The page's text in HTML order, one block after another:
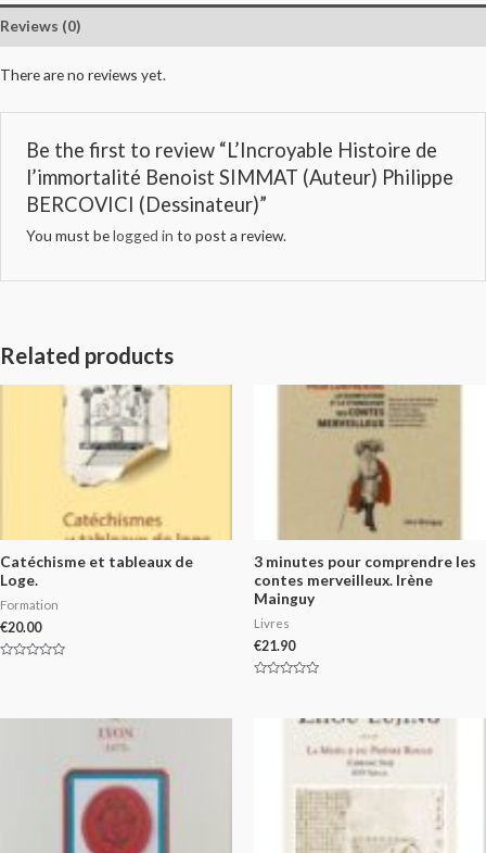
Reviews (0)
There are no reviews yet.
Be the first to review “L’Incroyable Histoire de
l’immortalité Benoist SIMMAT (Auteur) Philippe
BERCOVICI (Dessinateur)”
You must belogged in to post a review.
Related products
Catéchisme et tableaux de
Loge.
Formation
€20.00
5
3 minutes pour comprendre les
contes merveilleux. Irène
Mainguy
Livres
€21.90